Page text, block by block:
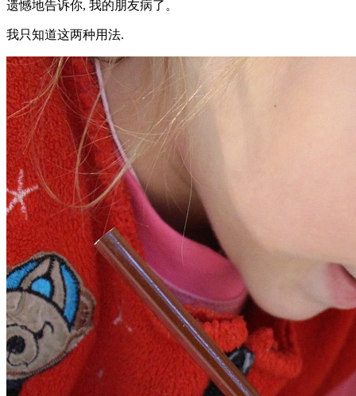
遗憾地告诉你, 我的朋友病了。
我只知道这两种用法.